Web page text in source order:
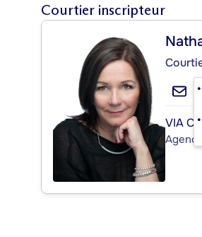
Courtier inscripteur
VIA